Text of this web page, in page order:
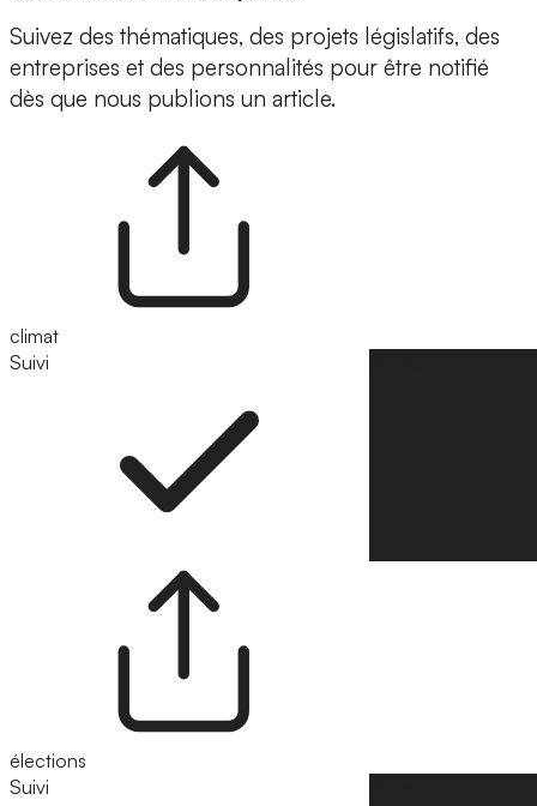
Suivez des thématiques, des projets législatifs, des
entreprises et des personnalités pour être notifié
dès que nous publions un article.
climat
Suivi
élections
Suivi